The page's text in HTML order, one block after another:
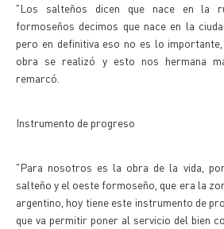
"Los salteños dicen que nace en la
formoseños decimos que nace en la
pero en definitiva eso no es lo
obra se realizó y esto nos hermana
remarcó.
Instrumento de progreso
"Para nosotros es la obra de la vida,
salteño y el oeste formoseño, que era la
argentino, hoy tiene este instrumento de
que va permitir poner al servicio del bien